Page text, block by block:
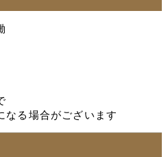
る場合がございます